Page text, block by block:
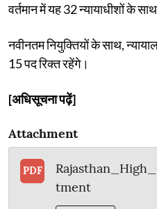
वर्तमान में यह 32 न्यायाधीशों के
नवीनतम नियुक्तियों के साथ,
15 पद रिक्त रहेंगे।
[अधिसूचना पढ़ें]
Attachment
PDF
tment